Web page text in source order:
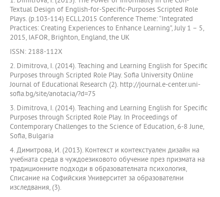
Textual Design of English-for-Specific-Purposes Scripted Role
Plays. (p.103-114) ECLL2015 Conference Theme: “Integrated
Practices: Creating Experiences to Enhance Learning”, July 1 – 5,
2015, IAFOR, Brighton, England, the UK
ISSN: 2188-112X
2. Dimitrova, I. (2014). Teaching and Learning English for Specific
Purposes through Scripted Role Play. Sofia University Online
Journal of Educational Research (2). http://journal.e-center.uni-
sofia.bg/site/anotacia/?d=75
3. Dimitrova, I. (2014). Teaching and Learning English for Specific
Purposes through Scripted Role Play. In Proceedings of
Contemporary Challenges to the Science of Education, 6-8 June,
Sofia, Bulgaria
4. Димитрова, И. (2013). Контекст и контекстуален дизайн на
учебната среда в чуждоезиковото обучение през призмата на
традиционните подходи в образователната психология,
Списание на Софийския Университет за образователни
изследвания, (3).